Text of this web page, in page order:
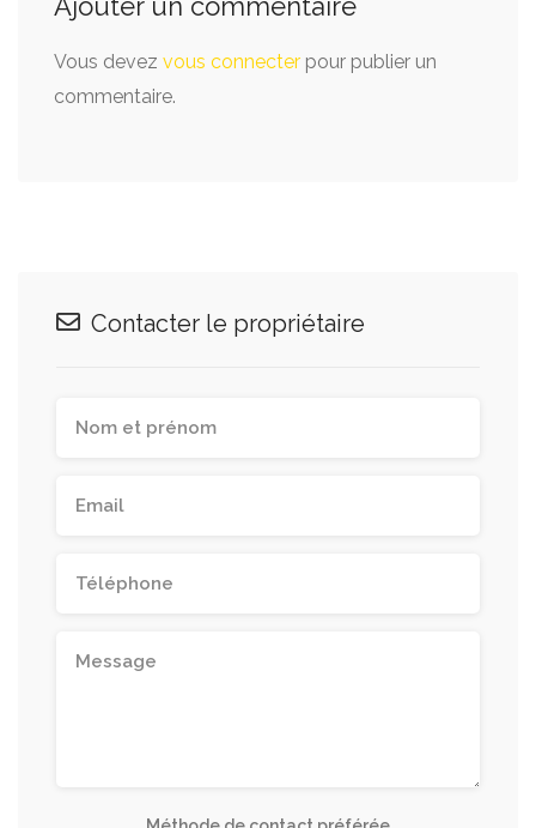
Vous devez vous connecter pour publier un
commentaire.
Contacter le propriétaire